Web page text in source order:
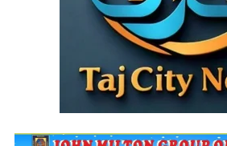
Taj City News